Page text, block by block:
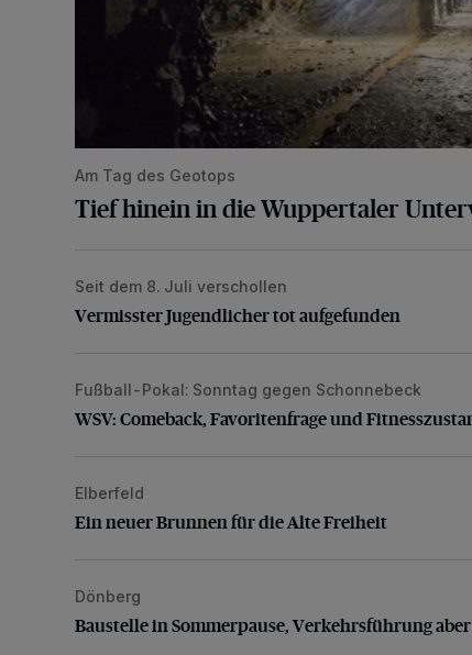
Am Tag des Geotops
Tief hinein in die Wuppertaler
Vermisster Jugendlicher tot aufgefunden
Seit dem 8. Juli verschollen
Vermisster Jugendlicher tot aufgefunden
WSV: Comeback, Favoritenfrage und
Fußball-Pokal: Sonntag gegen Schonnebeck
WSV: Comeback, Favoritenfrage und
Ein neuer Brunnen für die Alte Freiheit
Elberfeld
Ein neuer Brunnen für die Alte Freiheit
Baustelle in Sommerpause, Verkehrsführung aber
Dönberg
Baustelle in Sommerpause, Verkehrsführung